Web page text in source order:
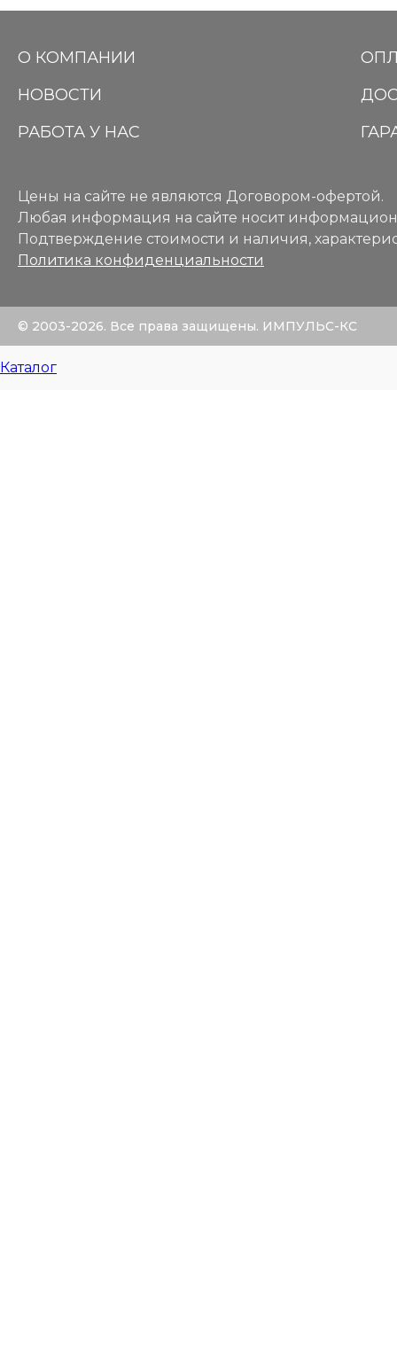
О КОМПАНИИ
НОВОСТИ
РАБОТА У НАС
Цены на сайте не являются Договором-офертой.
Любая информация на сайте носит
Подтверждение стоимости и наличия,
Политика конфиденциальности
© 2003-2026. Все права защищены. ИМПУЛЬС-КС
Каталог